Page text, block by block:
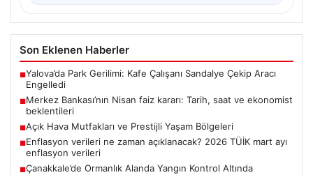
Son Eklenen Haberler
■Yalova’da Park Gerilimi: Kafe Çalışanı Sandalye Çekip Aracı
Engelledi
■Merkez Bankası’nın Nisan faiz kararı: Tarih, saat ve ekonomist
beklentileri
■Açık Hava Mutfakları ve Prestijli Yaşam Bölgeleri
■Enflasyon verileri ne zaman açıklanacak? 2026 TÜİK mart ayı
enflasyon verileri
■Çanakkale’de Ormanlık Alanda Yangın Kontrol Altında